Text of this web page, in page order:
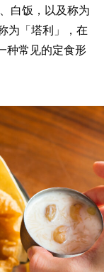
白饭，以及称为
为「塔利」，在
种常见的定食形